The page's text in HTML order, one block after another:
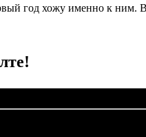
год хожу именно к ним.